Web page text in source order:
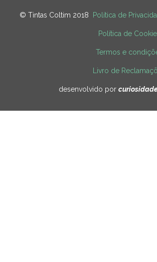
© Tintas Coltim 2018 Política de
Política de
Termos e
Livro de
desenvolvido por